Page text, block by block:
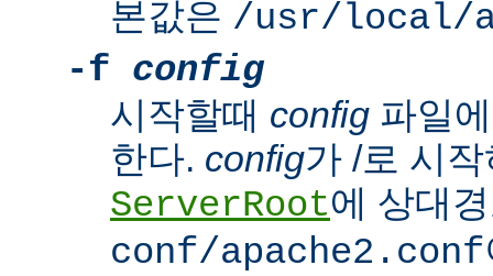
본값은 /usr/local/
-f config
시작할때 config 파일
한다. config가 /로 시
ServerRoot에 상대
conf/apache2.conf